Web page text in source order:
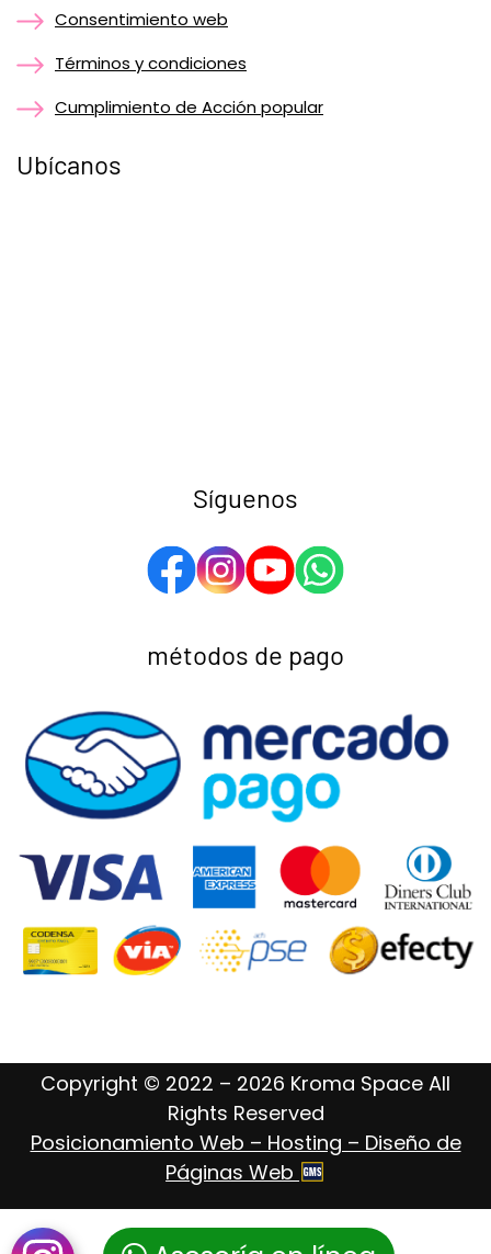
Consentimiento web
Términos y condiciones
Cumplimiento de Acción popular
Ubícanos
Síguenos
métodos de pago
Copyright © 2022 – 2026 Kroma Space All
Rights Reserved
Posicionamiento Web – Hosting – Diseño de
Páginas Web